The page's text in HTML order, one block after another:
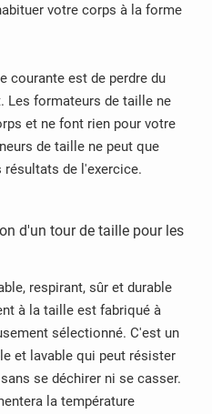
votre corps à la forme
courante est de perdre du
Les formateurs de taille ne
et ne font rien pour votre
de taille ne peut que
de l'exercice.
d'un tour de taille pour les
respirant, sûr et durable
à la taille est fabriqué à
sélectionné. C'est un
et lavable qui peut résister
se déchirer ni se casser.
la température